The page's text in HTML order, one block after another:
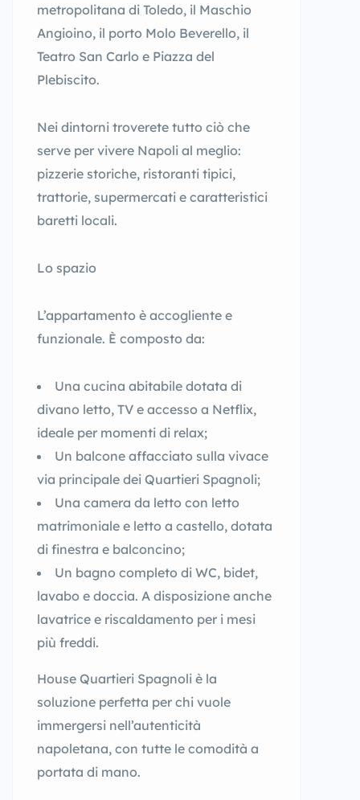
metropolitana di Toledo, il Maschio
Angioino, il porto Molo Beverello, il
Teatro San Carlo e Piazza del
Plebiscito.
Nei dintorni troverete tutto ciò che
serve per vivere Napoli al meglio:
pizzerie storiche, ristoranti tipici,
trattorie, supermercati e caratteristici
baretti locali.
Lo spazio
L’appartamento è accogliente e
funzionale. È composto da:
Una cucina abitabile dotata di
divano letto, TV e accesso a Netflix,
ideale per momenti di relax;
Un balcone affacciato sulla vivace
via principale dei Quartieri Spagnoli;
Una camera da letto con letto
matrimoniale e letto a castello, dotata
di finestra e balconcino;
Un bagno completo di WC, bidet,
lavabo e doccia. A disposizione anche
lavatrice e riscaldamento per i mesi
più freddi.
House Quartieri Spagnoli è la
soluzione perfetta per chi vuole
immergersi nell’autenticità
napoletana, con tutte le comodità a
portata di mano.